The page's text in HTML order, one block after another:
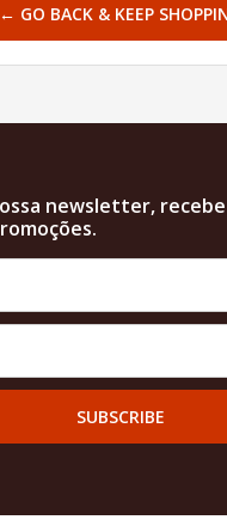
← GO BACK & KEEP
newsletter, recebe
SUBSCRIBE